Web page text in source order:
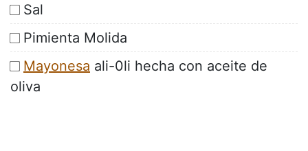
Sal
Pimienta Molida
Mayonesa ali-0li hecha con aceite de
oliva